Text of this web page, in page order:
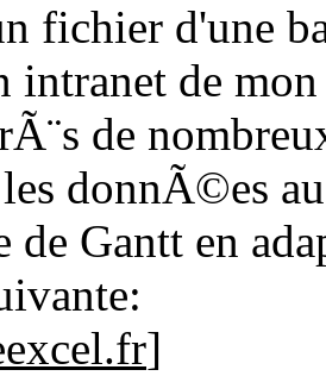
fichier d'une
intranet de
de
donnÃ©es
de Gantt en
]